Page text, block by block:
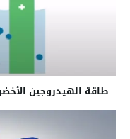
طاقة الهيدروجين